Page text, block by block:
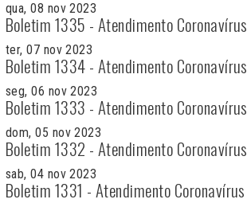
qua, 08 nov 2023
Boletim 1335 - Atendimento Coronavírus
ter, 07 nov 2023
Boletim 1334 - Atendimento Coronavírus
seg, 06 nov 2023
Boletim 1333 - Atendimento Coronavírus
dom, 05 nov 2023
Boletim 1332 - Atendimento Coronavírus
sab, 04 nov 2023
Boletim 1331 - Atendimento Coronavírus